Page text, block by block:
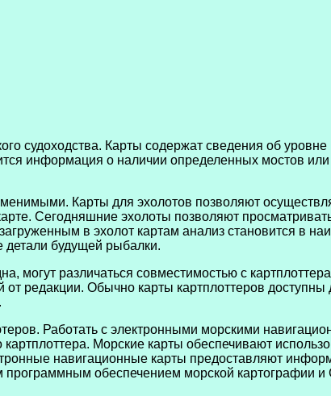
судоходства. Карты содержат сведения об
информация о наличии определенных мостов
Карты для эхолотов позволяют
Сегодняшние эхолоты позволяют
в эхолот картам анализ становится в
детали будущей рыбалки.
различаться совместимостью с
редакции. Обычно карты картплоттеров доступны
Работать с электронными морскими
Морские карты обеспечивают
навигационные карты предоставляют
обеспечением морской картографии